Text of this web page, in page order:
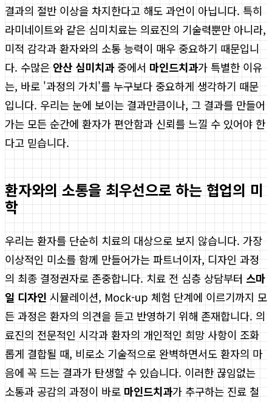
결과의 절반 이상을 차지한다고 해도 과언이 아닙니다. 특히
라미네이트와 같은 심미치료는 의료진의 기술력뿐만 아니라,
미적 감각과 환자와의 소통 능력이 매우 중요하기 때문입니
다. 수많은 안산 심미치과중에서 마인드치과가 특별한 이유
는, 바로 '과정의 가치'를 누구보다 중요하게 생각하기 때문
입니다. 우리는 눈에 보이는 결과만큼이나, 그 결과를 만들어
가는 모든 순간에 환자가 편안함과 신뢰를 느낄 수 있어야 한
다고 믿습니다.
환자와의 소통을 최우선으로 하는 협업의 미
학
우리는 환자를 단순히 치료의 대상으로 보지 않습니다. 가장
이상적인 미소를 함께 만들어가는 파트너이자, 디자인 과정
의 최종 결정권자로 존중합니다. 치료 전 심층 상담부터 스마
일 디자인 시뮬레이션, Mock-up 체험 단계에 이르기까지 모
든 과정은 환자의 의견을 듣고 반영하기 위해 존재합니다. 의
료진의 전문적인 시각과 환자의 개인적인 희망 사항이 조화
롭게 결합될 때, 비로소 기술적으로 완벽하면서도 환자의 마
음에 꼭 드는 결과가 탄생할 수 있습니다. 이러한 끊임없는
소통과 공감의 과정이 바로 마인드치과가 추구하는 진료 철